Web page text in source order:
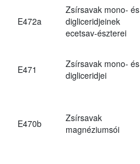
E472a
Zsírsavak mono- és
digliceridjeinek
ecetsav-észterei
E471
Zsírsavak mono- és
digliceridjei
E470b
Zsírsavak
magnéziumsói